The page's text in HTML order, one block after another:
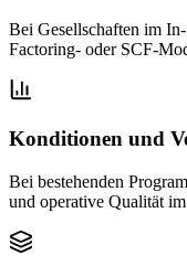
Bei Gesellschaften im
Factoring- oder SCF-
Konditionen und
Bei bestehenden
und operative Qualität